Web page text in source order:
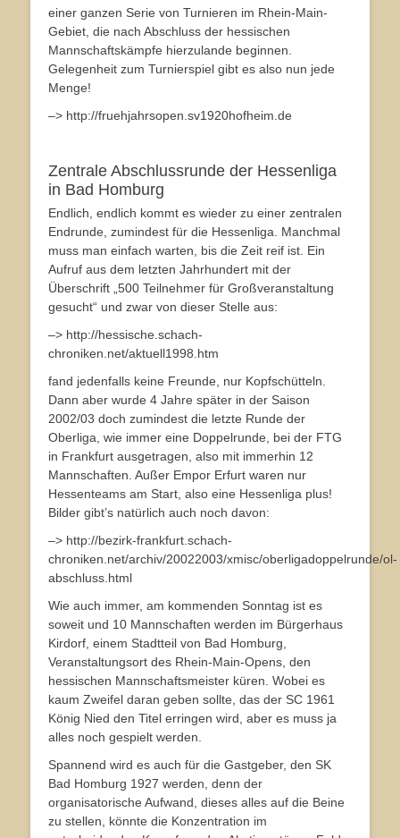
einer ganzen Serie von Turnieren im Rhein-Main-
Gebiet, die nach Abschluss der hessischen
Mannschaftskämpfe hierzulande beginnen.
Gelegenheit zum Turnierspiel gibt es also nun jede
Menge!
–> http://fruehjahrsopen.sv1920hofheim.de
Zentrale Abschlussrunde der Hessenliga
in Bad Homburg
Endlich, endlich kommt es wieder zu einer zentralen
Endrunde, zumindest für die Hessenliga. Manchmal
muss man einfach warten, bis die Zeit reif ist. Ein
Aufruf aus dem letzten Jahrhundert mit der
Überschrift „500 Teilnehmer für Großveranstaltung
gesucht“ und zwar von dieser Stelle aus:
–> http://hessische.schach-
chroniken.net/aktuell1998.htm
fand jedenfalls keine Freunde, nur Kopfschütteln.
Dann aber wurde 4 Jahre später in der Saison
2002/03 doch zumindest die letzte Runde der
Oberliga, wie immer eine Doppelrunde, bei der FTG
in Frankfurt ausgetragen, also mit immerhin 12
Mannschaften. Außer Empor Erfurt waren nur
Hessenteams am Start, also eine Hessenliga plus!
Bilder gibt’s natürlich auch noch davon:
–> http://bezirk-frankfurt.schach-
chroniken.net/archiv/20022003/xmisc/oberligadoppelrunde/ol-
abschluss.html
Wie auch immer, am kommenden Sonntag ist es
soweit und 10 Mannschaften werden im Bürgerhaus
Kirdorf, einem Stadtteil von Bad Homburg,
Veranstaltungsort des Rhein-Main-Opens, den
hessischen Mannschaftsmeister küren. Wobei es
kaum Zweifel daran geben sollte, das der SC 1961
König Nied den Titel erringen wird, aber es muss ja
alles noch gespielt werden.
Spannend wird es auch für die Gastgeber, den SK
Bad Homburg 1927 werden, denn der
organisatorische Aufwand, dieses alles auf die Beine
zu stellen, könnte die Konzentration im